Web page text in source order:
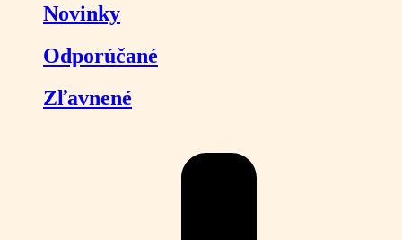
Novinky
Odporúčané
Zľavnené